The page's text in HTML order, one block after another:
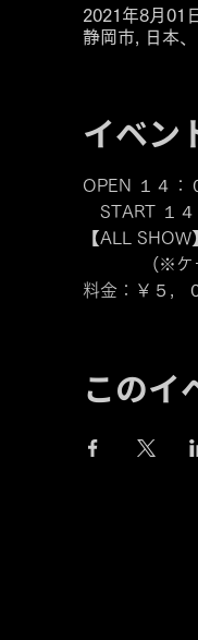
2021年8月01
静岡市, 日本
イベン
OPEN １４：
START １４
【ALL
(※ケーキ、
料金：￥５，
このイ